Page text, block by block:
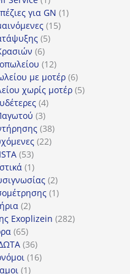
προϊόν
για GN 11
1515
55
66
προϊόντα
1212
προϊόντα
με μοτέρ 66
προϊόντα
χωρίς μοτέρ 55
44
προϊόντα
33
προϊόντα
3838
προϊόντα
2222
5353
προϊόντα
11
προϊόν
22
προϊόντα
11
22
προϊόντα
Exoplizein 282282
6565
προϊόντα
3636
προϊόντα
1616
11